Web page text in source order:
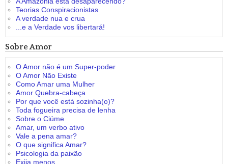
Teorias Conspiracionistas
A verdade nua e crua
...e a Verdade vos libertará!
Sobre Amor
O Amor não é um Super-poder
O Amor Não Existe
Como Amar uma Mulher
Amor Quebra-cabeça
Por que você está sozinha(o)?
Toda fogueira precisa de lenha
Sobre o Ciúme
Amar, um verbo ativo
Vale a pena amar?
O que significa Amar?
Psicologia da paixão
Exija menos